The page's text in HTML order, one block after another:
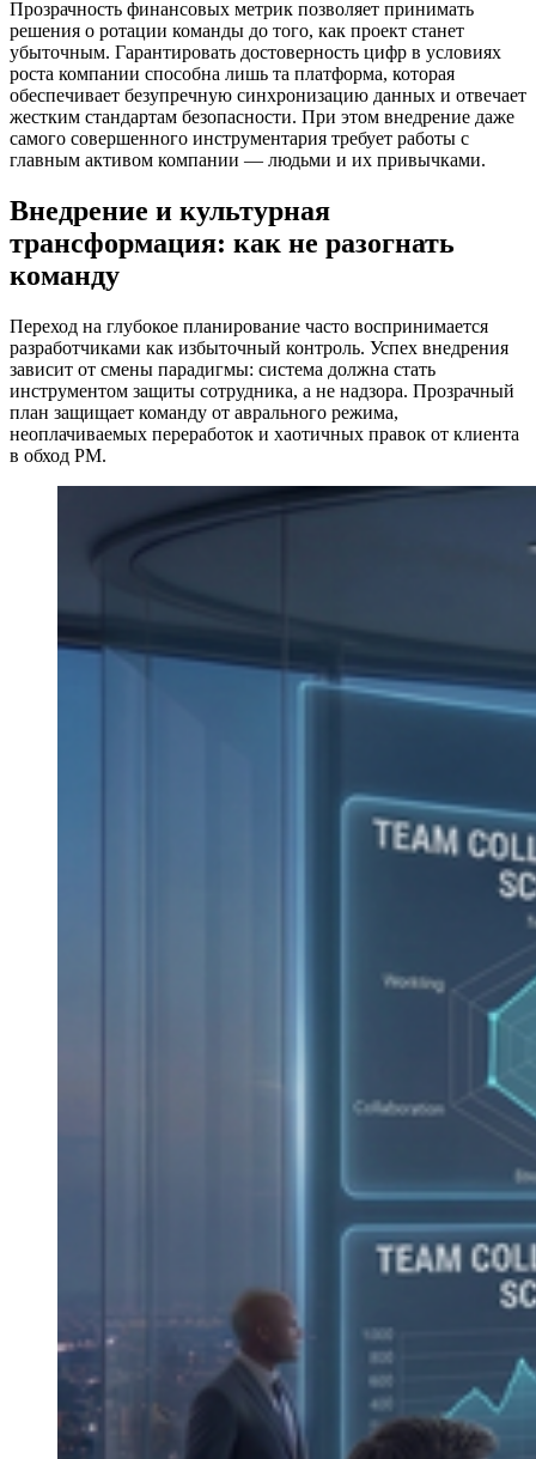
Прозрачность финансовых метрик позволяет принимать
решения о ротации команды до того, как проект станет
убыточным. Гарантировать достоверность цифр в условиях
роста компании способна лишь та платформа, которая
обеспечивает безупречную синхронизацию данных и отвечает
жестким стандартам безопасности. При этом внедрение даже
самого совершенного инструментария требует работы с
главным активом компании — людьми и их привычками.
Внедрение и культурная
трансформация: как не разогнать
команду
Переход на глубокое планирование часто воспринимается
разработчиками как избыточный контроль. Успех внедрения
зависит от смены парадигмы: система должна стать
инструментом защиты сотрудника, а не надзора. Прозрачный
план защищает команду от аврального режима,
неоплачиваемых переработок и хаотичных правок от клиента
в обход PM.